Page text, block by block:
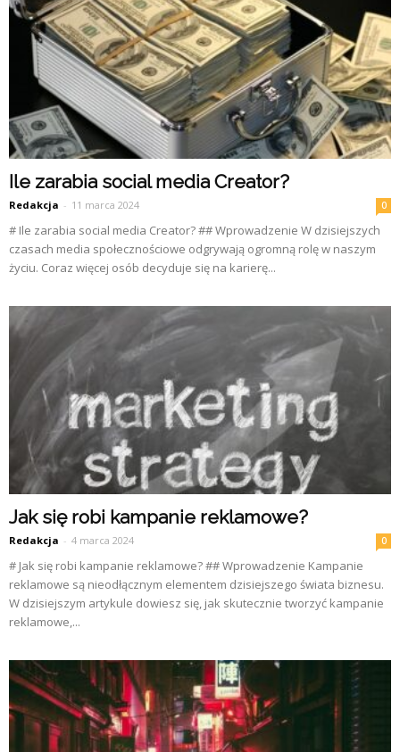
Ile zarabia social media Creator?
Redakcja - 11 marca 2024 0
# Ile zarabia social media Creator? ## Wprowadzenie W dzisiejszych
czasach media społecznościowe odgrywają ogromną rolę w naszym
życiu. Coraz więcej osób decyduje się na karierę...
Jak się robi kampanie reklamowe?
Redakcja - 4 marca 2024 0
# Jak się robi kampanie reklamowe? ## Wprowadzenie Kampanie
reklamowe są nieodłącznym elementem dzisiejszego świata biznesu.
W dzisiejszym artykule dowiesz się, jak skutecznie tworzyć kampanie
reklamowe,...